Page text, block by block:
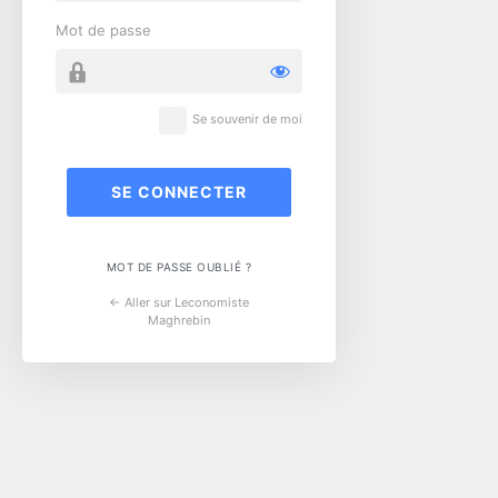
Mot de passe
Se souvenir de moi
MOT DE PASSE OUBLIÉ ?
← Aller sur Leconomiste
Maghrebin